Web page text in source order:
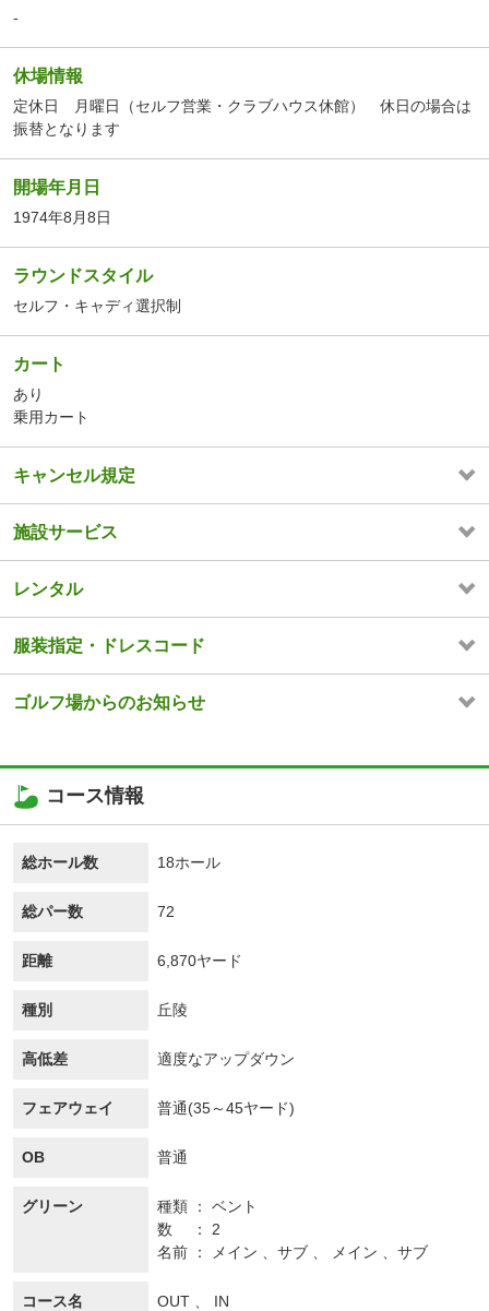
-
休場情報
定休日 月曜日（セルフ営業・クラブハウス休館） 休日の場合は
振替となります
開場年月日
1974年8月8日
ラウンドスタイル
セルフ・キャディ選択制
カート
あり
乗用カート
キャンセル規定
施設サービス
レンタル
服装指定・ドレスコード
ゴルフ場からのお知らせ
コース情報
総ホール数 18ホール
総パー数 72
距離 6,870ヤード
種別 丘陵
高低差 適度なアップダウン
フェアウェイ 普通(35～45ヤード)
OB 普通
グリーン 種類
ベント
数
2
名前
メイン 、サブ 、 メイン 、サブ
コース名 OUT 、 IN